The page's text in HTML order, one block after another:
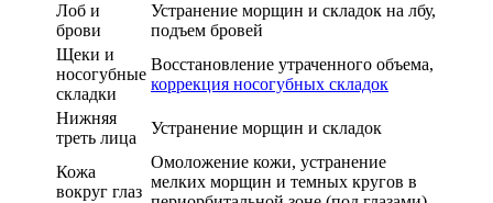
Лоб и
брови
Устранение морщин и складок на лбу,
подъем бровей
Щеки и
носогубные
складки
Восстановление утраченного объема,
коррекция носогубных складок
Нижняя
треть лица
Устранение морщин и складок
Кожа
вокруг глаз
Омоложение кожи, устранение
мелких морщин и темных кругов в